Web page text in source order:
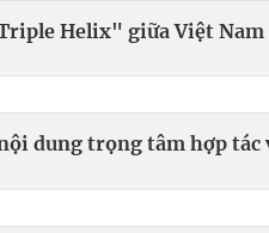
Helix" giữa Việt
dung trọng tâm hợp tác